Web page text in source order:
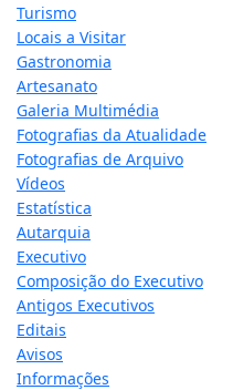
Turismo
Locais a Visitar
Gastronomia
Artesanato
Galeria Multimédia
Fotografias da Atualidade
Fotografias de Arquivo
Vídeos
Estatística
Autarquia
Executivo
Composição do Executivo
Antigos Executivos
Editais
Avisos
Informações